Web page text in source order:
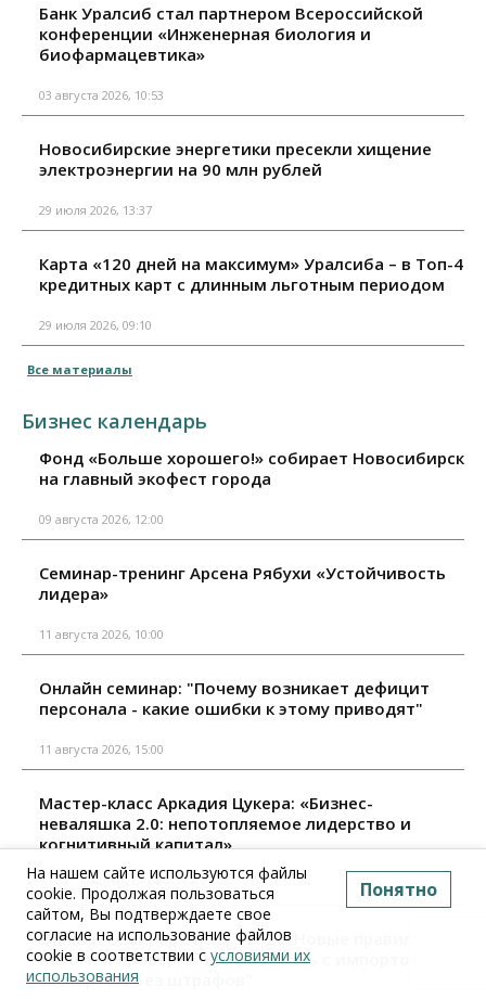
Банк Уралсиб стал партнером Всероссийской
конференции «Инженерная биология и
биофармацевтика»
03 августа 2026, 10:53
Новосибирские энергетики пресекли хищение
электроэнергии на 90 млн рублей
29 июля 2026, 13:37
Карта «120 дней на максимум» Уралсиба – в Топ-4
кредитных карт с длинным льготным периодом
29 июля 2026, 09:10
Все материалы
Бизнес календарь
Фонд «Больше хорошего!» собирает Новосибирск
на главный экофест города
09 августа 2026, 12:00
Семинар-тренинг Арсена Рябухи «Устойчивость
лидера»
11 августа 2026, 10:00
Онлайн семинар: "Почему возникает дефицит
персонала - какие ошибки к этому приводят"
11 августа 2026, 15:00
Мастер-класс Аркадия Цукера: «Бизнес-
неваляшка 2.0: непотопляемое лидерство и
когнитивный капитал»
18 августа 2026, 10:00
Онлайн семинар: "ВЭД – 2026. Новые правила,
налоги и проверки. Как работать с импортом и
экспортом без штрафов"
На нашем сайте используются файлы
cookie. Продолжая пользоваться
сайтом, Вы подтверждаете свое
согласие на использование файлов
cookie в соответствии с условиями их
использования
Понятно